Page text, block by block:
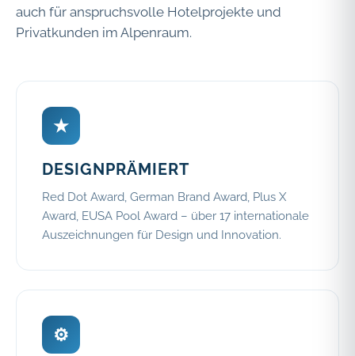
auch für anspruchsvolle Hotelprojekte und
Privatkunden im Alpenraum.
★
DESIGNPRÄMIERT
Red Dot Award, German Brand Award, Plus X
Award, EUSA Pool Award – über 17 internationale
Auszeichnungen für Design und Innovation.
⚙